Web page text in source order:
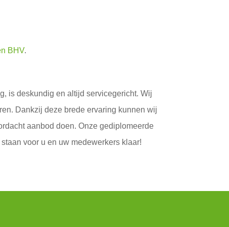
BHV.
is deskundig en altijd servicegericht. Wij
Dankzij deze brede ervaring kunnen wij
aanbod doen. Onze gediplomeerde
voor u en uw medewerkers klaar!